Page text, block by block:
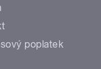
poplatek